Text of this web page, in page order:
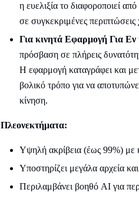
η ευελιξία το διαφοροποιεί
σε συγκεκριμένες περιπτώσεις
Για κινητά Εφαρμογή Για Εν
πρόσβαση σε πλήρεις
Η εφαρμογή καταγράφει και
βολικό τρόπο για να
κίνηση.
Πλεονεκτήματα:
Υψηλή ακρίβεια (έως 99%) με
Υποστηρίζει μεγάλα αρχεία
Περιλαμβάνει βοηθό AI για